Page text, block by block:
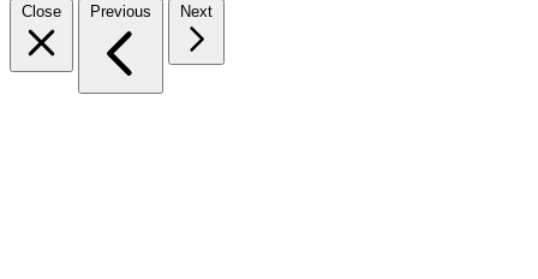
Close
Previous Next